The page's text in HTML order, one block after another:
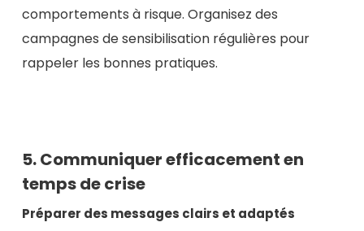
comportements à risque. Organisez des
campagnes de sensibilisation régulières pour
rappeler les bonnes pratiques.
5. Communiquer efficacement en
temps de crise
Préparer des messages clairs et adaptés